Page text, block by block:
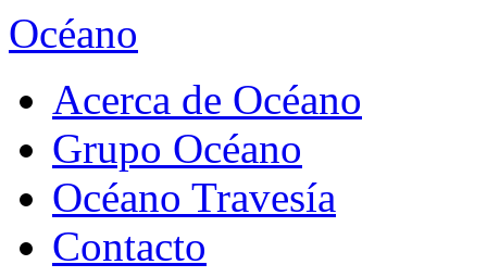
Océano
Acerca de Océano
Grupo Océano
Océano Travesía
Contacto